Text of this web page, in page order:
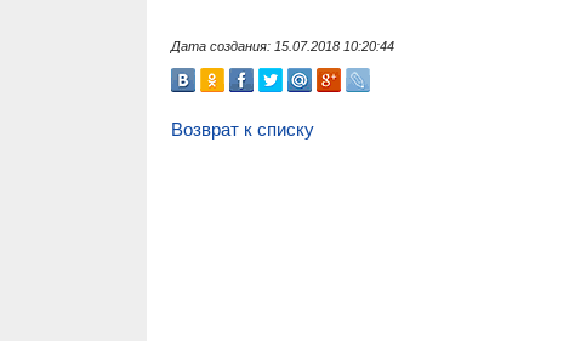
Дата создания: 15.07.2018 10:20:44
Возврат к списку